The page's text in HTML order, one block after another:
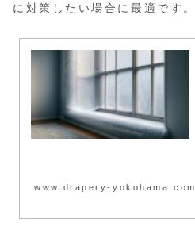
に対策したい場合に最適です。
www.drapery-yokohama.com